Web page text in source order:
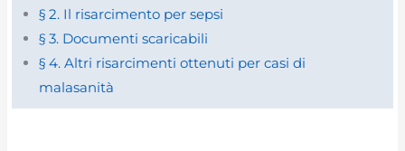
§ 2. Il risarcimento per sepsi
§ 3. Documenti scaricabili
§ 4. Altri risarcimenti ottenuti per casi di
malasanità